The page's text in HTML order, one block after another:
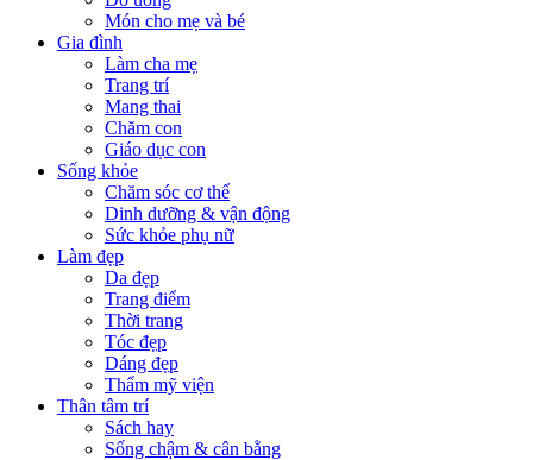
Món cho mẹ và bé
Gia đình
Làm cha mẹ
Trang trí
Mang thai
Chăm con
Giáo dục con
Sống khỏe
Chăm sóc cơ thể
Dinh dưỡng & vận động
Sức khỏe phụ nữ
Làm đẹp
Da đẹp
Trang điểm
Thời trang
Tóc đẹp
Dáng đẹp
Thẩm mỹ viện
Thân tâm trí
Sách hay
Sống chậm & cân bằng